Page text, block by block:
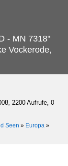
- MN 7318"
Vockerode,
2200 Aufrufe, 0
Seen » Europa »